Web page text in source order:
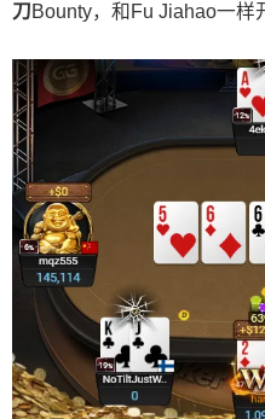
刀Bounty，和Fu Jiahao一样